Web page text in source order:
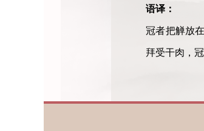
语译：
冠者把觯放
拜受干肉，